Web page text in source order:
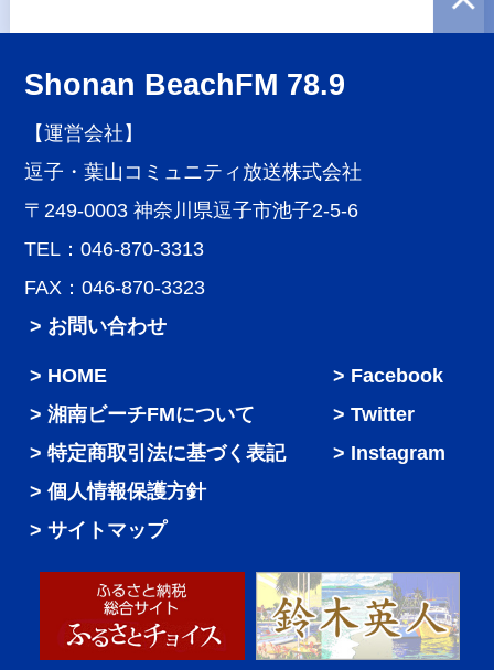
Shonan BeachFM 78.9
【運営会社】
逗子・葉山コミュニティ放送株式会社
〒249-0003 神奈川県逗子市池子2-5-6
TEL：046-870-3313
FAX：046-870-3323
> お問い合わせ
HOME
湘南ビーチFMについて
特定商取引法に基づく表記
個人情報保護方針
サイトマップ
Facebook
Twitter
Instagram